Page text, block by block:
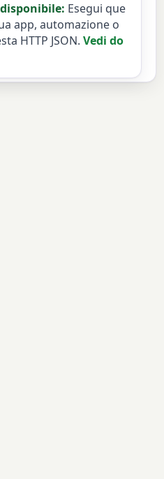
Esegui que
app, automazione o
HTTP JSON. Vedi do